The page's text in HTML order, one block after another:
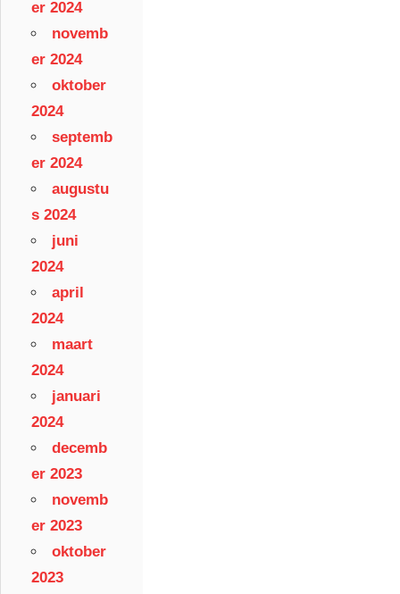
er 2024
novemb
er 2024
oktober
2024
septemb
er 2024
augustu
s 2024
juni
2024
april
2024
maart
2024
januari
2024
decemb
er 2023
novemb
er 2023
oktober
2023